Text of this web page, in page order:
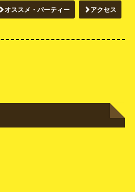
オススメ・パーティー アクセス